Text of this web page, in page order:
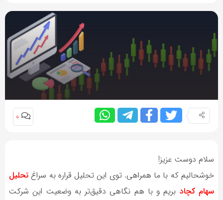
0
سلام دوست عزیز!
خوشحالیم که با ما همراهی. توی این تحلیل قراره به سراغ تحلیل
سهام کچاد بریم و با هم نگاهی دقیق‌تر به وضعیت این شرکت